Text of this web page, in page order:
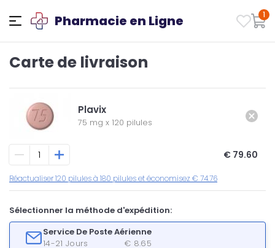
Pharmacie en Ligne 1
Carte de livraison
Plavix
75 mg x 120 pilules
€ 79.60
Réactualiser 120 pilules à 180 pilules et économisez € 74.76
Sélectionner la méthode d'expédition:
Service De Poste Aérienne
14-21 Jours
€ 8.65